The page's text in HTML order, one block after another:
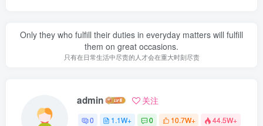
Only they who fulfill their duties in everyday matters will fulfill
them on great occasions.
只有在日常生活中尽责的人才会在重大时刻尽责
admin 关注
0 1.1W+ 0 10.7W+ 44.5W+